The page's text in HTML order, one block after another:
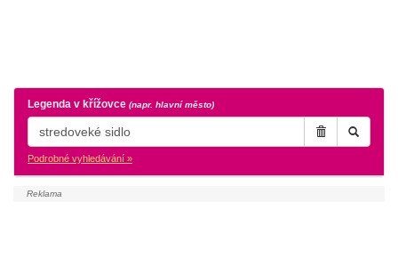
Legenda v křížovce (napr. hlavní město)
Podrobné vyhledávání »